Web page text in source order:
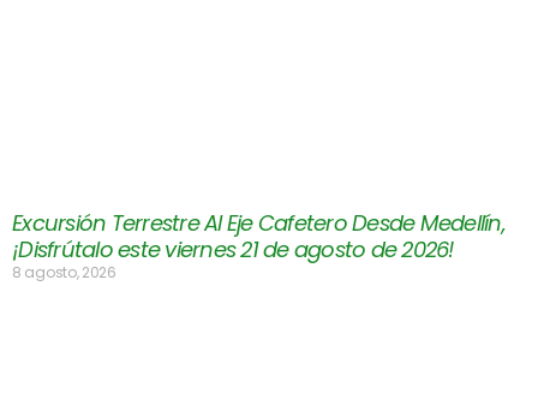
Excursión Terrestre Al Eje Cafetero Desde Medellín,
¡Disfrútalo este viernes 21 de agosto de 2026!
8 agosto, 2026